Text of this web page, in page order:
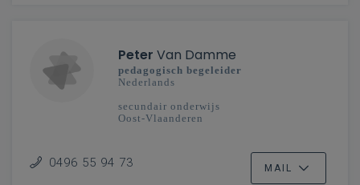
Peter Van Damme
pedagogisch begeleider
Nederlands
secundair onderwijs
Oost-Vlaanderen
0496 55 94 73 MAIL